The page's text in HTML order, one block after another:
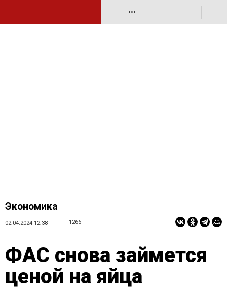
•••
Экономика
02.04.2024 12:38 1266
ФАС снова займется
ценой на яйца